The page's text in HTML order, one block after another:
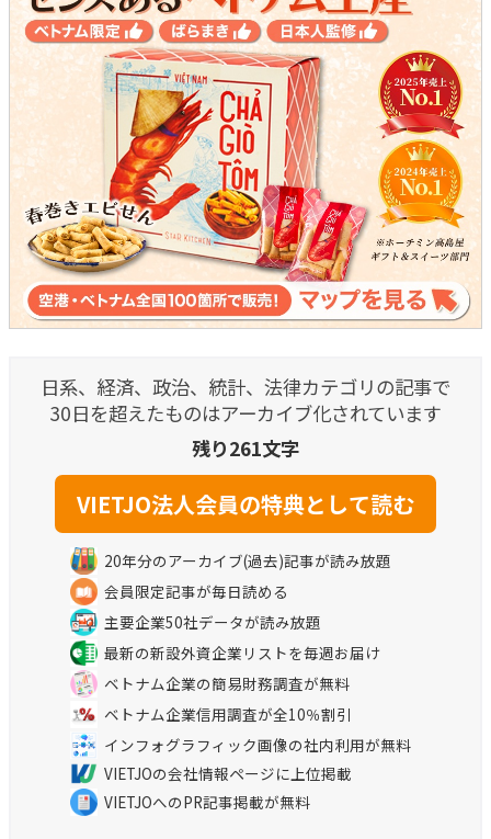
日系、経済、政治、統計、法律カテゴリの記事で
30日を超えたものはアーカイブ化されています
残り261文字
20年分のアーカイブ(過去)記事が読み放題
会員限定記事が毎日読める
主要企業50社データが読み放題
最新の新設外資企業リストを毎週お届け
ベトナム企業の簡易財務調査が無料
ベトナム企業信用調査が全10％割引
インフォグラフィック画像の社内利用が無料
VIETJOの会社情報ページに上位掲載
VIETJOへのPR記事掲載が無料